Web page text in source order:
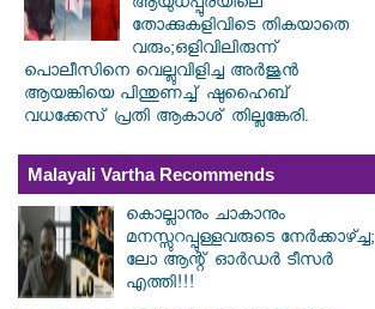
ആയുധപ്പുരയിലെ
തോക്കുകളിവിടെ തികയാതെ
വരും;ഒളിവിലിരുന്ന്
പൊലീസിനെ വെല്ലുവിളിച്ച അർജുൻ
ആയങ്കിയെ പിന്തുണച്ച് ഷുഹൈബ്
വധക്കേസ് പ്രതി ആകാശ് തില്ലങ്കേരി.
Malayali Vartha Recommends
കൊല്ലാനും ചാകാനും
മനസ്സുറപ്പുള്ളവരുടെ നേർക്കാഴ്ച്ച;
ലോ ആന്റ് ഓർഡർ ടീസർ
എത്തി!!!